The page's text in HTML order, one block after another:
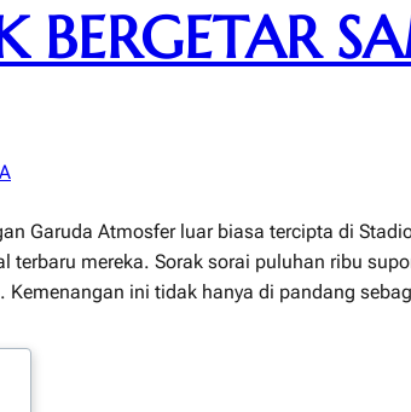
BERGETAR
Garuda Atmosfer luar biasa tercipta di
terbaru mereka. Sorak sorai puluhan ribu
Kemenangan ini tidak hanya di pandang